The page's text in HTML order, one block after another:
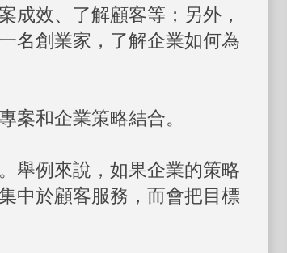
成效、了解顧客等；另外，
名創業家，了解企業如何為
案和企業策略結合。
舉例來說，如果企業的策略
中於顧客服務，而會把目標